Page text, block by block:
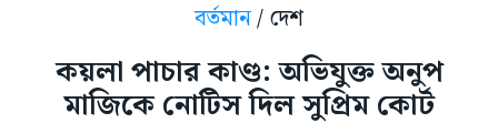
বর্তমান/ দেশ
কয়লা পাচার কাণ্ড: অভিযুক্ত অনুপ
মাজিকে নোটিস দিল সুপ্রিম কোর্ট